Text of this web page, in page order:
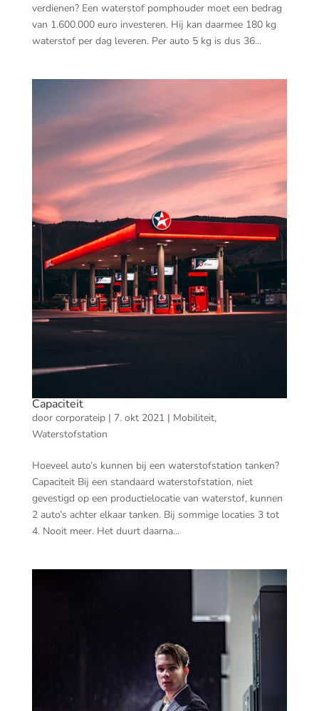
verdienen? Een waterstof pomphouder moet een bedrag
van 1.600.000 euro investeren. Hij kan daarmee 180 kg
waterstof per dag leveren. Per auto 5 kg is dus 36...
Capaciteit
door corporateip| 7. okt 2021| Mobiliteit,
Waterstofstation
Hoeveel auto’s kunnen bij een waterstofstation tanken?
Capaciteit Bij een standaard waterstofstation, niet
gevestigd op een productielocatie van waterstof, kunnen
2 auto’s achter elkaar tanken. Bij sommige locaties 3 tot
4. Nooit meer. Het duurt daarna...